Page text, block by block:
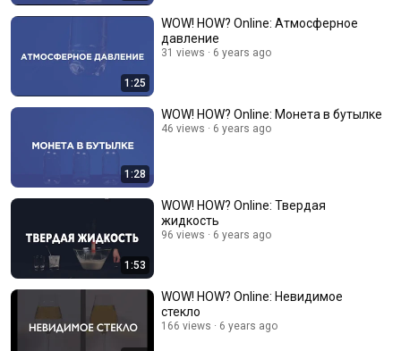
1:25
WOW! HOW? Online: Атмосферное
давление
31 views 6 years ago
1:28
WOW! HOW? Online: Монета в бутылке
46 views 6 years ago
1:53
WOW! HOW? Online: Твердая
жидкость
96 views 6 years ago
WOW! HOW? Online: Невидимое
стекло
166 views 6 years ago